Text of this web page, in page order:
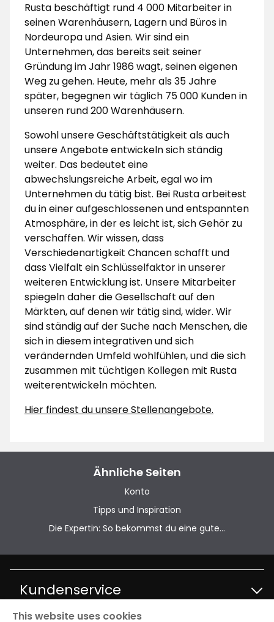
Rusta beschäftigt rund 4 000 Mitarbeiter in
seinen Warenhäusern, Lagern und Büros in
Nordeuropa und Asien. Wir sind ein
Unternehmen, das bereits seit seiner
Gründung im Jahr 1986 wagt, seinen eigenen
Weg zu gehen. Heute, mehr als 35 Jahre
später, begegnen wir täglich 75 000 Kunden in
unseren rund 200 Warenhäusern.
Sowohl unsere Geschäftstätigkeit als auch
unsere Angebote entwickeln sich ständig
weiter. Das bedeutet eine
abwechslungsreiche Arbeit, egal wo im
Unternehmen du tätig bist. Bei Rusta arbeitest
du in einer aufgeschlossenen und entspannten
Atmosphäre, in der es leicht ist, sich Gehör zu
verschaffen. Wir wissen, dass
Verschiedenartigkeit Chancen schafft und
dass Vielfalt ein Schlüsselfaktor in unserer
weiteren Entwicklung ist. Unsere Mitarbeiter
spiegeln daher die Gesellschaft auf den
Märkten, auf denen wir tätig sind, wider. Wir
sind ständig auf der Suche nach Menschen, die
sich in diesem integrativen und sich
verändernden Umfeld wohlfühlen, und die sich
zusammen mit tüchtigen Kollegen mit Rusta
weiterentwickeln möchten.
Hier findest du unsere Stellenangebote.
Ähnliche Seiten
Konto
Tipps und Inspiration
Die Expertin: So bekommst du eine gute...
Kundenservice
This website uses cookies